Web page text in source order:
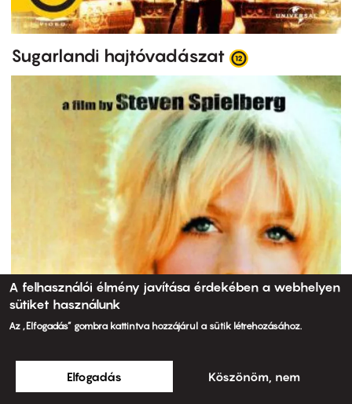
Sugarlandi hajtóvadászat
A felhasználói élmény javítása érdekében a webhelyen
sütiket használunk
Az „Elfogadás” gombra kattintva hozzájárul a sütik létrehozásához.
Elfogadás Köszönöm, nem